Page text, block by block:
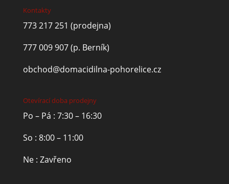
Kontakty
773 217 251 (prodejna)
777 009 907(p. Berník)
obchod@domacidilna-pohorelice.cz
Otevírací doba prodejny
Po – Pá : 7:30 – 16:30
So : 8:00 – 11:00
Ne : Zavřeno